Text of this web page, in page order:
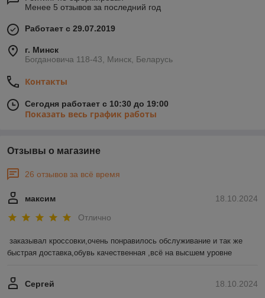
Менее 5 отзывов за последний год
Работает с 29.07.2019
г. Минск
Богдановича 118-43, Минск, Беларусь
Контакты
Сегодня работает с 10:30 до 19:00
Показать весь график работы
Отзывы о магазине
26 отзывов за всё время
18.10.2024
максим
Отлично
заказывал кроссовки,очень понравилось обслуживание и так же
быстрая доставка,обувь качественная ,всё на высшем уровне
18.10.2024
Сергей